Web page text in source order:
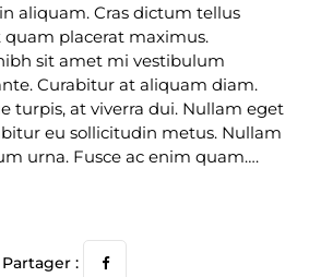
aliquam. Cras dictum tellus
placerat maximus.
sit amet mi vestibulum
Curabitur at aliquam diam.
turpis, at viverra dui. Nullam eget
eu sollicitudin metus. Nullam
urna. Fusce ac enim quam….
Partager :